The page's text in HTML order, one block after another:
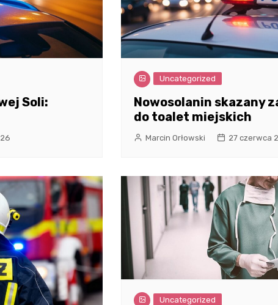
Soli:
Uncategorized
Nowosolanin skazany
do toalet miejskich
Marcin Orłowski 27 czerwca
Uncategorized